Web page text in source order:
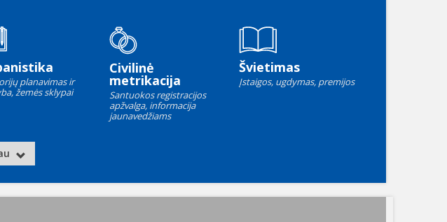
planavimas ir
žemės sklypai
Civilinė
metrikacija
Santuokos registracijos
apžvalga, informacija
jaunavedžiams
Švietimas
Įstaigos, ugdymas, premijos